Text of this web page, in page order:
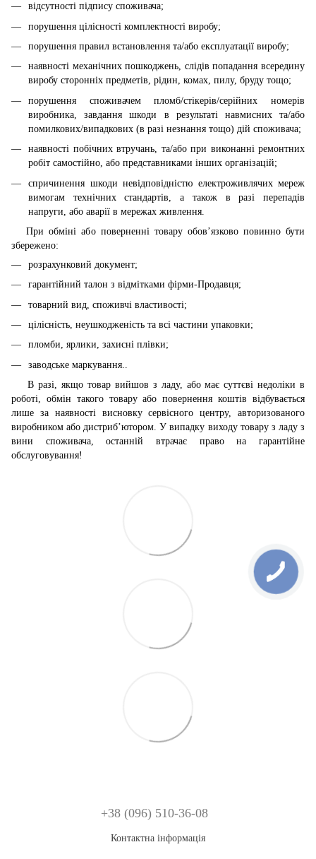
відсутності підпису споживача;
порушення цілісності комплектності виробу;
порушення правил встановлення та/або експлуатації виробу;
наявності механічних пошкоджень, слідів попадання всередину
виробу сторонніх предметів, рідин, комах, пилу, бруду тощо;
порушення споживачем пломб/стікерів/серійних номерів
виробника, завдання шкоди в результаті навмисних та/або
помилкових/випадкових (в разі незнання тощо) дій споживача;
наявності побічних втручань, та/або при виконанні ремонтних
робіт самостійно, або представниками інших організацій;
спричинення шкоди невідповідністю електроживлячих мереж
вимогам технічних стандартів, а також в разі перепадів
напруги, або аварії в мережах живлення.
При обміні або поверненні товару обов’язково повинно бути
збережено:
розрахунковий документ;
гарантійний талон з відмітками фірми-Продавця;
товарний вид, споживчі властивості;
цілісність, неушкодженість та всі частини упаковки;
пломби, ярлики, захисні плівки;
заводське маркування..
В разі, якщо товар вийшов з ладу, або має суттєві недоліки в
роботі, обмін такого товару або повернення коштів відбувається
лише за наявності висновку сервісного центру, авторизованого
виробником або дистриб’ютором. У випадку виходу товару з ладу з
вини споживача, останній втрачає право на гарантійне
обслуговування!
+38 (096) 510-36-08
Контактна інформація